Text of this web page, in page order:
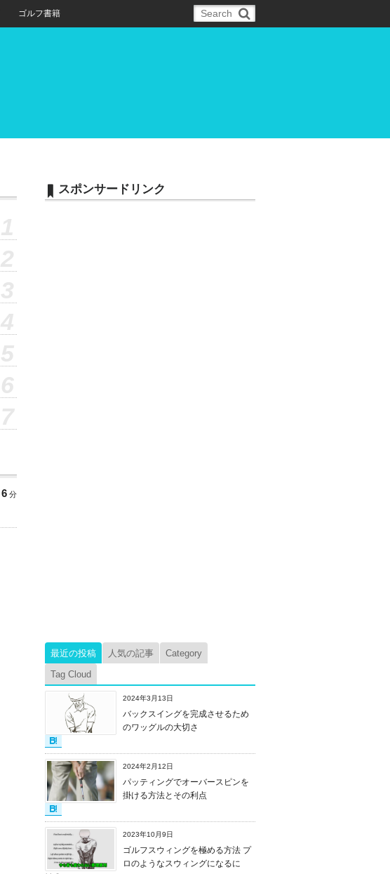
6 分
スポンサードリンク
最近の投稿 人気の記事
Category
Tag Cloud
2024年3月13日
バックスイングを完成させるため
のワッグルの大切さ
2024年2月12日
パッティングでオーバースピンを
掛ける方法とその利点
2023年10月9日
ゴルフスウィングを極める方法 プ
ロのようなスウィングになるに
ゴルフ書籍